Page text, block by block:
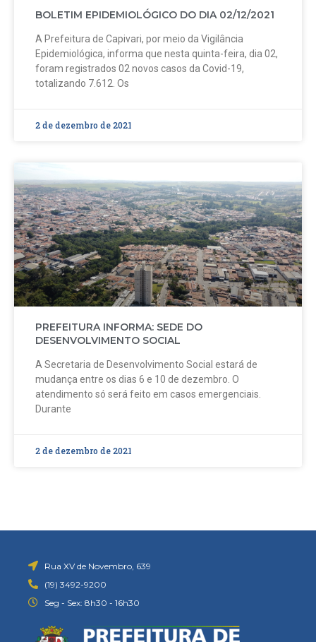
BOLETIM EPIDEMIOLÓGICO DO DIA 02/12/2021
A Prefeitura de Capivari, por meio da Vigilância
Epidemiológica, informa que nesta quinta-feira, dia 02,
foram registrados 02 novos casos da Covid-19,
totalizando 7.612. Os
2 de dezembro de 2021
PREFEITURA INFORMA: SEDE DO
DESENVOLVIMENTO SOCIAL
A Secretaria de Desenvolvimento Social estará de
mudança entre os dias 6 e 10 de dezembro. O
atendimento só será feito em casos emergenciais.
Durante
2 de dezembro de 2021
Rua XV de Novembro, 639
(19) 3492-9200
Seg - Sex: 8h30 - 16h30